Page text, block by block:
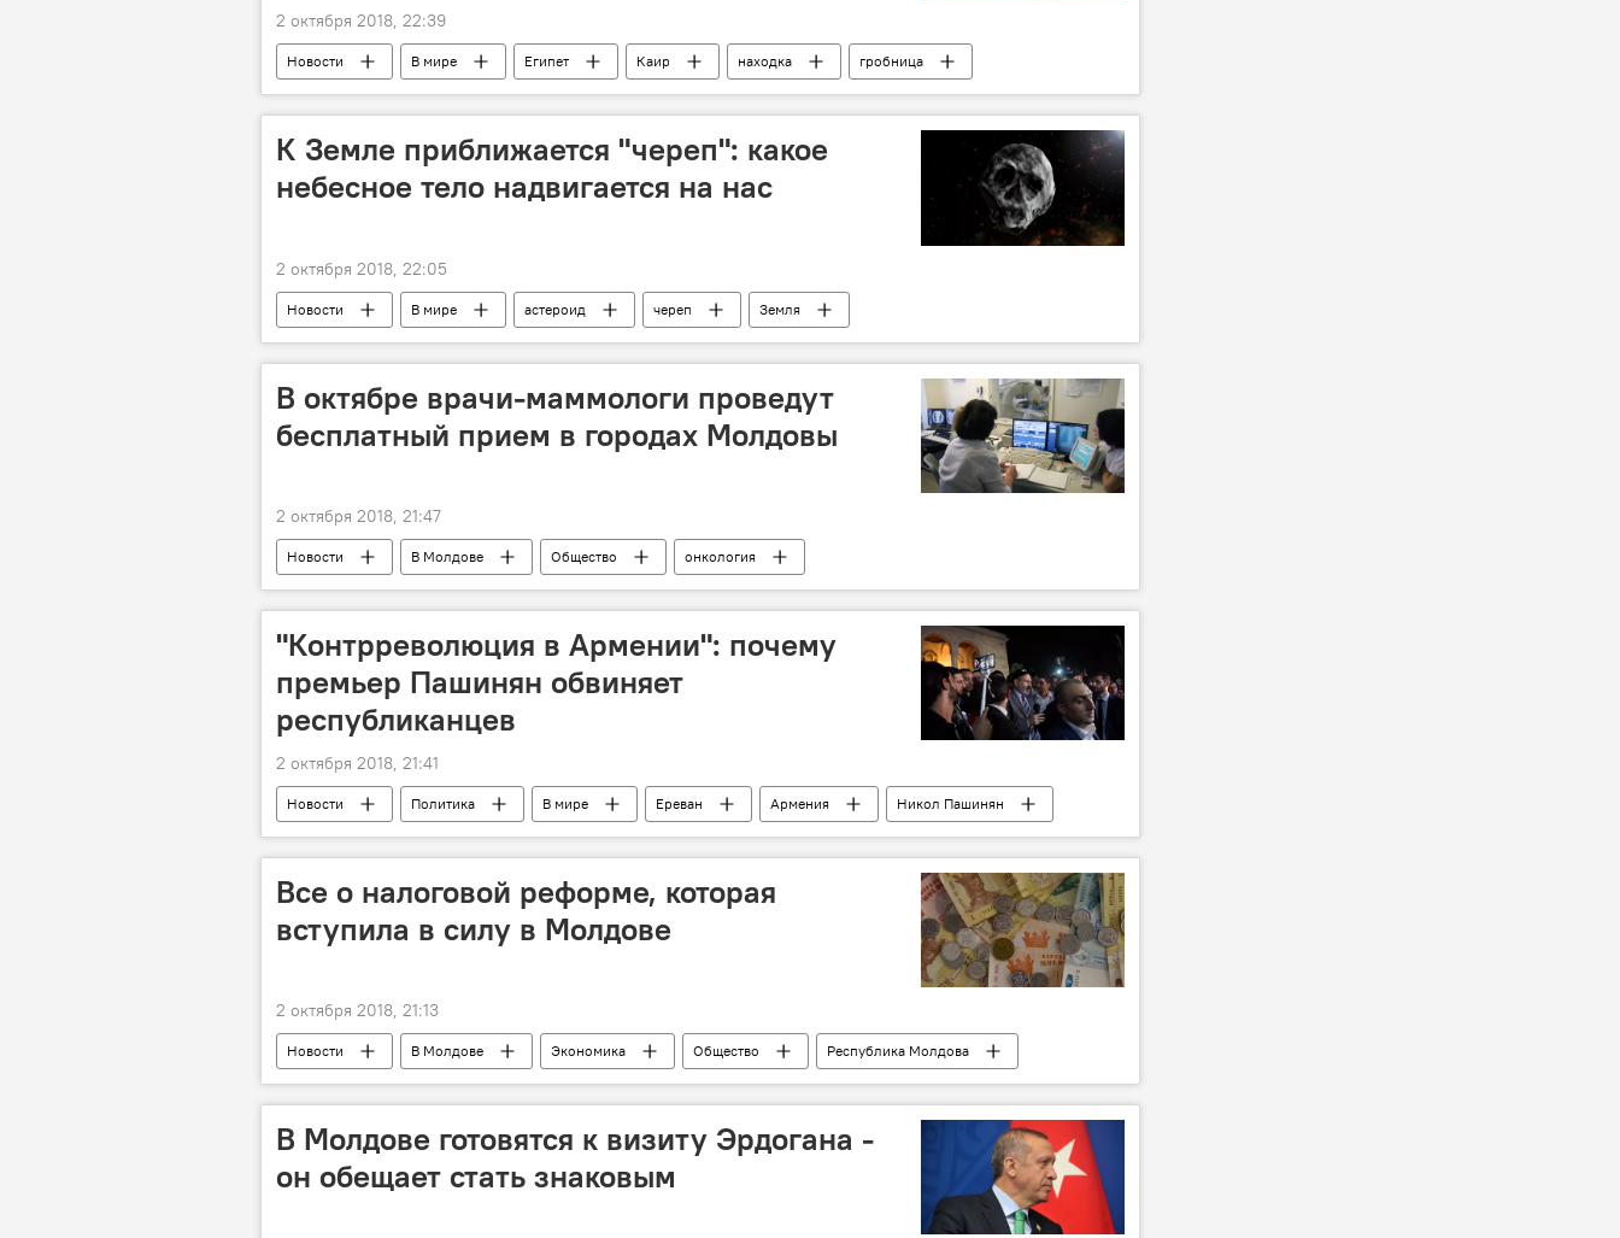
2 октября 2018, 22:39
Новости В мире Египет Каир находка
гробница
археологи
К Земле приближается "череп": какое
небесное тело надвигается на нас
2 октября 2018, 22:05
Новости В мире астероид череп Земля
В октябре врачи-маммологи проведут
бесплатный прием в городах Молдовы
2 октября 2018, 21:47
Новости В Молдове Общество онкология
"Контрреволюция в Армении": почему
премьер Пашинян обвиняет
республиканцев
2 октября 2018, 21:41
Новости Политика В мире Ереван Армения
Никол Пашинян
Политика
протест переговоры
Все о налоговой реформе, которая
вступила в силу в Молдове
2 октября 2018, 21:13
Новости В Молдове Экономика Общество
Республика Молдова
Налоговая инспекция
налоговая реформа
В Молдове готовятся к визиту Эрдогана -
он обещает стать знаковым